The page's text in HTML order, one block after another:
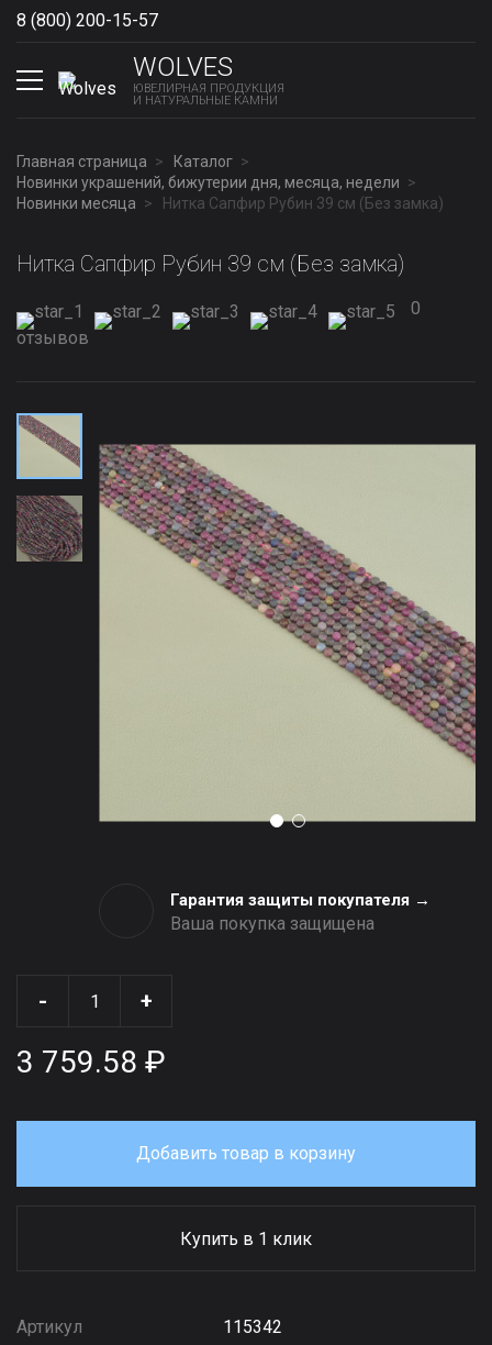
8 (800) 200-15-57
WOLVES
ЮВЕЛИРНАЯ ПРОДУКЦИЯ
И НАТУРАЛЬНЫЕ КАМНИ
Главная страница
Каталог
Новинки украшений, бижутерии дня, месяца, недели
Новинки месяца
Нитка Сапфир Рубин 39 см (Без замка)
Нитка Сапфир Рубин 39 см (Без замка)
0
отзывов
Гарантия защиты покупателя →
Ваша покупка защищена
- +
3 759.58 ₽
Добавить товар в корзину
Купить в 1 клик
Артикул
115342